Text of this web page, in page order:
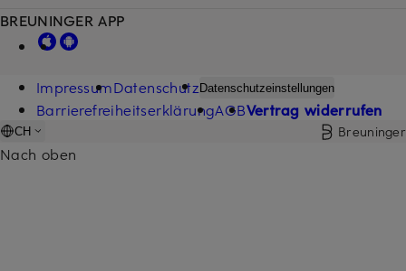
BREUNINGER APP
ImpressumDatenschutzDatenschutzeinstellungen
BarrierefreiheitserklärungAGBVertrag widerrufen
CH Breuninger
Nach oben